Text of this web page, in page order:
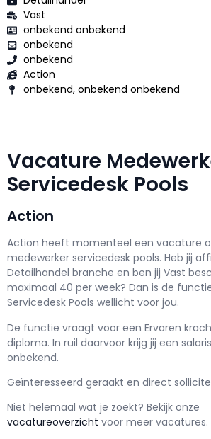
Vast
onbekend onbekend
onbekend
onbekend
Action
onbekend, onbekend onbekend
Vacature
Servicedesk Pools
Action
Action heeft momenteel een vacature
medewerker servicedesk pools. Heb jij
Detailhandel branche en ben jij Vast
maximaal 40 per week? Dan is de
Servicedesk Pools wellicht voor jou.
De functie vraagt voor een Ervaren
diploma. In ruil daarvoor krijg jij een
onbekend.
Geïnteresseerd geraakt en direct
Niet helemaal wat je zoekt? Bekijk onze
vacatureoverzicht voor meer vacatures.